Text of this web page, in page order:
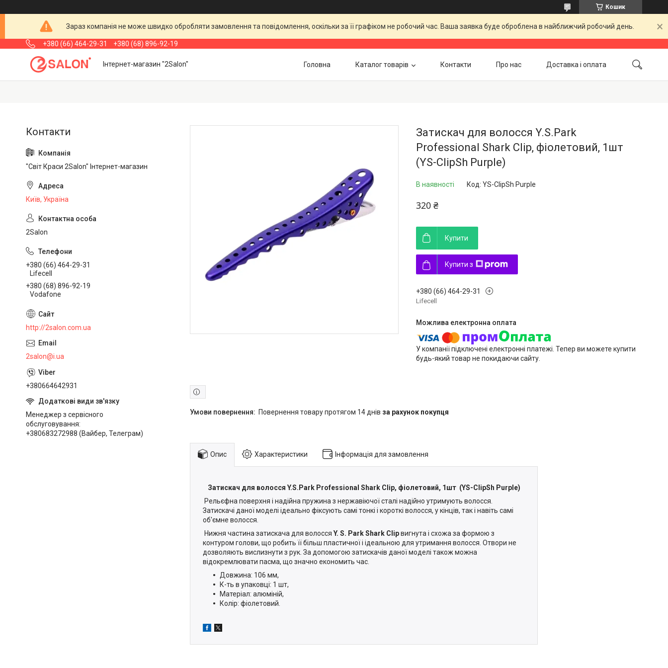
Кошик
Зараз компанія не може швидко обробляти замовлення та повідомлення, оскільки за її графіком не робочий час. Ваша заявка буде оброблена в найближчий робочий день.
+380 (66) 464-29-31 +380 (68) 896-92-19
Інтернет-магазин "2Salon" Головна Каталог товарів Контакти Про нас Доставка і оплата
Затискач для волосся Y.S.Park
Professional Shark Clip, фіолетовий, 1шт
(YS-ClipSh Purple)
В наявності Код: YS-ClipSh Purple
320 ₴
Купити
Купити з
+380 (66) 464-29-31
Lifecell
У компанії підключені електронні платежі. Тепер ви можете купити
будь-який товар не покидаючи сайту.
повернення товару протягом 14 днів за рахунок покупця
Опис Характеристики Інформація для замовлення
Затискач для волосся Y.S.Park Professional Shark Clip, фіолетовий, 1шт (YS-ClipSh Purple)
Рельєфна поверхня і надійна пружина з нержавіючої сталі надійно утримують волосся.
Затискачі даної моделі ідеально фіксують самі тонкі і короткі волосся, у кінців, так і навіть самі
об'ємне волосся.
Нижня частина затискача для волосся Y. S. Park Shark Clipвигнута і схожа за формою з
контуром голови, що робить її більш пластичної і ідеальною для утримання волосся. Отвори не
дозволяють вислизнути з рук. За допомогою затискачів даної моделі також можна
відокремлювати пасма, що значно економить час.
Довжина: 106 мм,
К-ть в упаковці: 1 шт,
Матеріал: алюміній,
Колір: фіолетовий.
"Світ Краси 2Salon" Інтернет-магазин
Київ, Україна
2Salon
+380 (66) 464-29-31
Lifecell
+380 (68) 896-92-19
Vodafone
http://2salon.com.ua
2salon@i.ua
+380664642931
Менеджер з сервісного
обслуговування
+380683272988 (Вайбер, Телеграм)